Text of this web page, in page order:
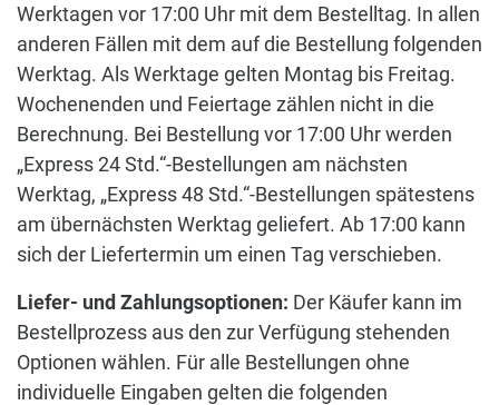
Werktagen vor 17:00 Uhr mit dem Bestelltag. In allen
anderen Fällen mit dem auf die Bestellung folgenden
Werktag. Als Werktage gelten Montag bis Freitag.
Wochenenden und Feiertage zählen nicht in die
Berechnung. Bei Bestellung vor 17:00 Uhr werden
„Express 24 Std.“-Bestellungen am nächsten
Werktag, „Express 48 Std.“-Bestellungen spätestens
am übernächsten Werktag geliefert. Ab 17:00 kann
sich der Liefertermin um einen Tag verschieben.
Liefer- und Zahlungsoptionen: Der Käufer kann im
Bestellprozess aus den zur Verfügung stehenden
Optionen wählen. Für alle Bestellungen ohne
individuelle Eingaben gelten die folgenden